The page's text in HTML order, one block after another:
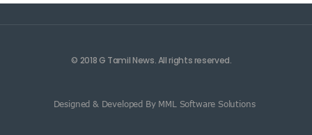
© 2018 G Tamil News. All rights reserved.
Designed & Developed By MML Software Solutions